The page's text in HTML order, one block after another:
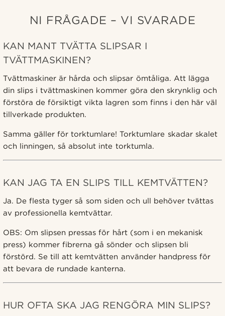
NI FRÅGADE – VI SVARADE
KAN MANT TVÄTTA SLIPSAR I
TVÄTTMASKINEN?
Tvättmaskiner är hårda och slipsar ömtåliga. Att lägga
din slips i tvättmaskinen kommer göra den skrynklig och
förstöra de försiktigt vikta lagren som finns i den här väl
tillverkade produkten.
Samma gäller för torktumlare! Torktumlare skadar skalet
och linningen, så absolut inte torktumla.
KAN JAG TA EN SLIPS TILL KEMTVÄTTEN?
Ja. De flesta tyger så som siden och ull behöver tvättas
av professionella kemtvättar.
OBS: Om slipsen pressas för hårt (som i en mekanisk
press) kommer fibrerna gå sönder och slipsen bli
förstörd. Se till att kemtvätten använder handpress för
att bevara de rundade kanterna.
HUR OFTA SKA JAG RENGÖRA MIN SLIPS?